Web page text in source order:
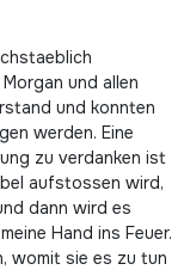
und allen
und konnten
werden. Eine
zu verdanken ist
aufstossen wird,
dann wird es
Hand ins Feuer.
womit sie es zu tun